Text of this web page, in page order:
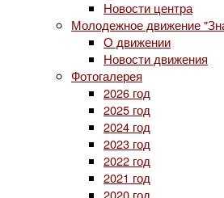
Новости центра
Молодежное движение
О движении
Новости движения
Фотогалерея
2026 год
2025 год
2024 год
2023 год
2022 год
2021 год
2020 год